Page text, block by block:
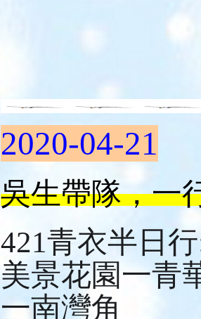
2020-04-21
吳生帶隊，一
421青衣半日
美景花園一青
一南灣角